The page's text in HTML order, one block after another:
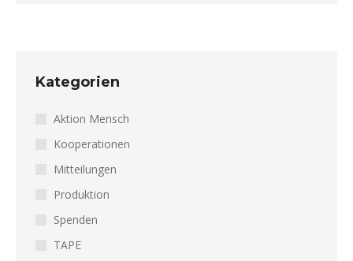
Kategorien
Aktion Mensch
Kooperationen
Mitteilungen
Produktion
Spenden
TAPE